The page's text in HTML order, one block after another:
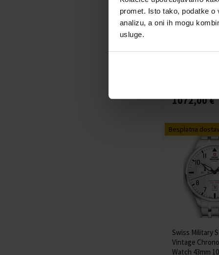
promet. Isto tako, podatke
analizu, a oni ih mogu
usluge.
(+124)
Swiss Military
1072,00 €
Besplatna
Swiss Military
Vintage
Watch 43mm